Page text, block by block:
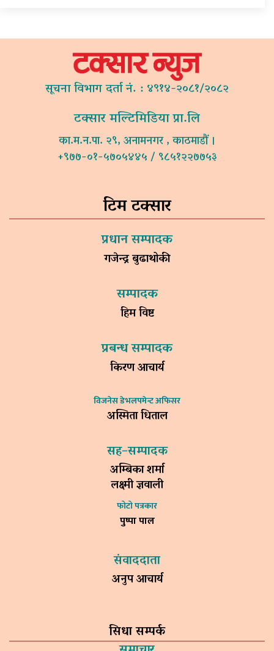
सूचना विभाग दर्ता नं. : ४९१४-२०८१/२०८२
टक्सार मल्टिमिडिया प्रा.लि
का.म.न.पा. २९, अनामनगर , काठमाडौं ।
+९७७-०१-५७०५४४५ / ९८५१२२७७५३
टिम टक्सार
प्रधान सम्पादक
गजेन्द्र बुढाथोकी
सम्पादक
हिम विष्ट
प्रबन्ध सम्पादक
किरण आचार्य
विजनेस डेभलपमेन्ट अफिसर
अस्मिता धिताल
सह–सम्पादक
अम्बिका शर्मा
लक्ष्मी ज्ञवाली
फोटो पत्रकार
पुष्पा पाल
संवाददाता
अनुप आचार्य
सिधा सम्पर्क